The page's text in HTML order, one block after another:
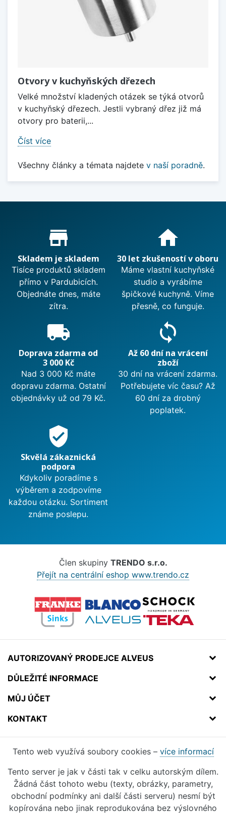
Otvory v kuchyňských dřezech
Velké množství kladených otázek se týká otvorů
v kuchyňský dřezech. Jestli vybraný dřez již má
otvory pro baterii,...
Číst více
Všechny články a témata najdete v naší poradně.
Proč nakupovat u nás?
store_mall_directory
Skladem je skladem
Tisíce produktů skladem
přímo v Pardubicích.
Objednáte dnes, máte
zítra.
home
30 let zkušeností v oboru
Máme vlastní kuchyňské
studio a vyrábíme
špičkové kuchyně. Víme
přesně, co funguje.
local_shipping
Doprava zdarma od
3 000 Kč
Nad 3 000 Kč máte
dopravu zdarma. Ostatní
objednávky už od 79 Kč.
sync
Až 60 dní na vrácení
zboží
30 dní na vrácení zdarma.
Potřebujete víc času? Až
60 dní za drobný
poplatek.
verified_user
Skvělá zákaznická
podpora
Kdykoliv poradíme s
výběrem a zodpovíme
každou otázku. Sortiment
známe poslepu.
Člen skupiny TRENDO s.r.o.
Přejít na centrální eshop www.trendo.cz
AUTORIZOVANÝ PRODEJCE ALVEUS
DŮLEŽITÉ INFORMACE
MŮJ ÚČET
KONTAKT
Tento web využívá soubory cookies – více informací
Tento server je jak v části tak v celku autorským dílem.
Žádná část tohoto webu (texty, obrázky, parametry,
obchodní podmínky ani další části serveru) nesmí být
kopírována nebo jinak reprodukována bez výslovného